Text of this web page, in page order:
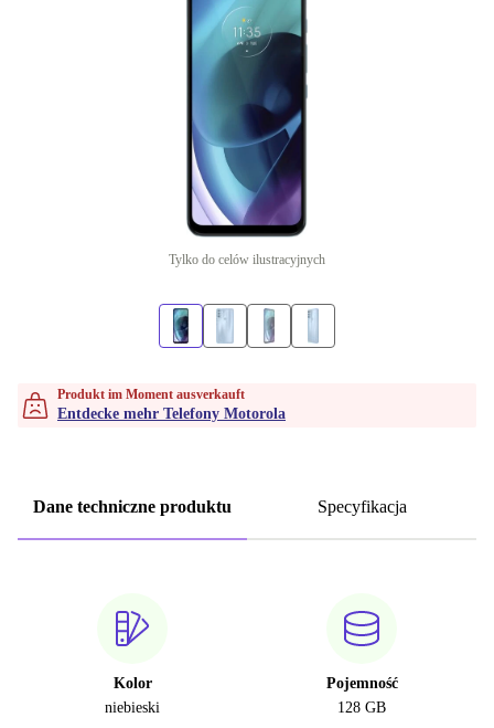
Tylko do celów ilustracyjnych
Produkt im Moment ausverkauft
Entdecke mehr Telefony Motorola
Dane techniczne produktu Specyfikacja
Kolor
niebieski
Pojemność
128 GB